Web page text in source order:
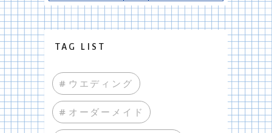
TAG LIST
#ウエディング
#オーダーメイド